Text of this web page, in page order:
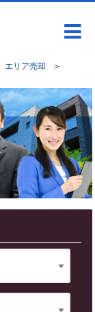
エリア売却
＞